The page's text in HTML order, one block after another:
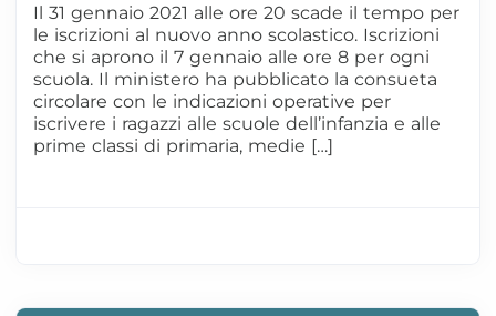
Il 31 gennaio 2021 alle ore 20 scade il tempo per
le iscrizioni al nuovo anno scolastico. Iscrizioni
che si aprono il 7 gennaio alle ore 8 per ogni
scuola. Il ministero ha pubblicato la consueta
circolare con le indicazioni operative per
iscrivere i ragazzi alle scuole dell’infanzia e alle
prime classi di primaria, medie […]